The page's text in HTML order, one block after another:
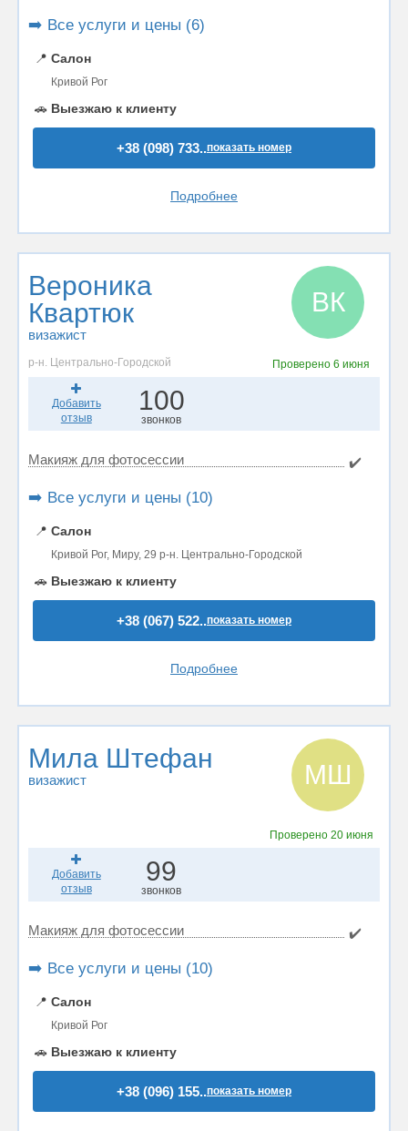
➡️ Все услуги и цены (6)
📍 Салон
Кривой Рог
🚗 Выезжаю к клиенту
+38 (098) 733..показать номер
Подробнее
Вероника
Квартюк
визажист
ВК
р-н. Центрально-Городской Проверено6 июня
Добавить
отзыв
100
звонков
Макияж для фотосессии ✔️
➡️ Все услуги и цены (10)
📍 Салон
Кривой Рог, Миру, 29 р-н. Центрально-Городской
🚗 Выезжаю к клиенту
+38 (067) 522..показать номер
Подробнее
Мила Штефан
визажист МШ
Проверено 20 июня
Добавить
отзыв
99
звонков
Макияж для фотосессии ✔️
➡️ Все услуги и цены (10)
📍 Салон
Кривой Рог
🚗 Выезжаю к клиенту
+38 (096) 155..показать номер